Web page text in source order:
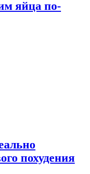
яйца по-
похудения